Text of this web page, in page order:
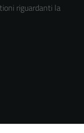
riguardanti la